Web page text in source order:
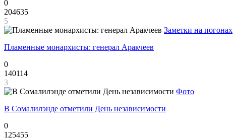
0
204635
5
Заметки на погонах
Пламенные монархисты: генерал Аракчеев
0
140114
3
Фото
В Сомалилэнде отметили День независимости
0
125455